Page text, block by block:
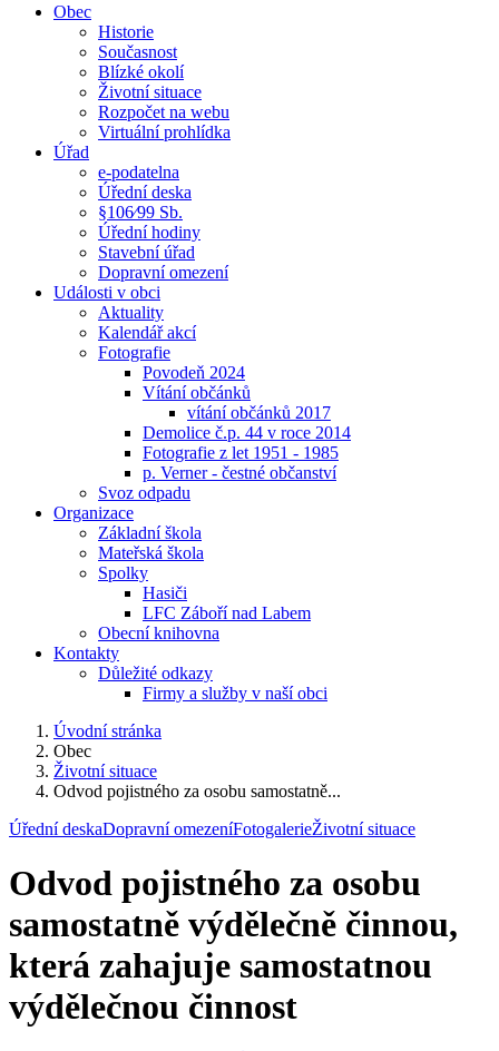
Obec
Historie
Současnost
Blízké okolí
Životní situace
Rozpočet na webu
Virtuální prohlídka
Úřad
e-podatelna
Úřední deska
§106⁄99 Sb.
Úřední hodiny
Stavební úřad
Dopravní omezení
Události v obci
Aktuality
Kalendář akcí
Fotografie
Povodeň 2024
Vítání občánků
vítání občánků 2017
Demolice č.p. 44 v roce 2014
Fotografie z let 1951 - 1985
p. Verner - čestné občanství
Svoz odpadu
Organizace
Základní škola
Mateřská škola
Spolky
Hasiči
LFC Záboří nad Labem
Obecní knihovna
Kontakty
Důležité odkazy
Firmy a služby v naší obci
Úvodní stránka
Obec
Životní situace
Odvod pojistného za osobu samostatně...
Úřední deskaDopravní omezeníFotogalerieŽivotní situace
Odvod pojistného za osobu
samostatně výdělečně činnou,
která zahajuje samostatnou
výdělečnou činnost